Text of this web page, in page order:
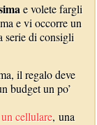
e volete fargli
e vi occorre un
serie di consigli
il regalo deve
budget un po’
un cellulare, una